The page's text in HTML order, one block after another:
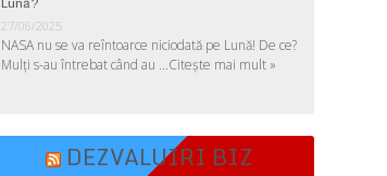
27/06/2025
NASA nu se va reîntoarce niciodată pe Lună! De ce?
Mulţi s-au întrebat când au …Citește mai mult »
DEZVALUIRI BIZ